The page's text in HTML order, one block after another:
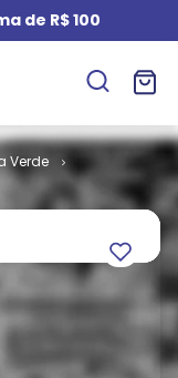
de R$ 100
Verde